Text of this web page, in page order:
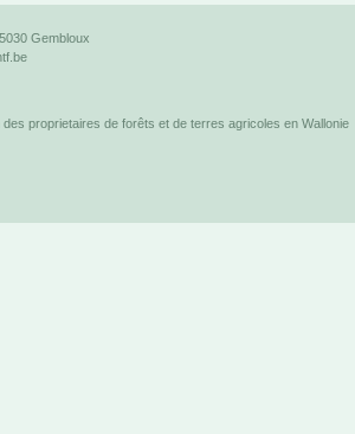
Gembloux
proprietaires de forêts et de terres agricoles en Wallonie